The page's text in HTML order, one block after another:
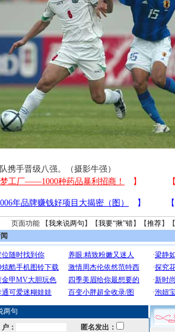
携手晋级八强。（摄影牛强）
页面功能 【我来说两句 】【我要“揪”错】【推荐】
两句
：
匿名发出：